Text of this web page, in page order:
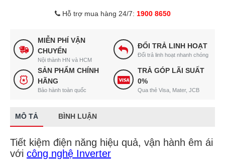
Hỗ trợ mua hàng 24/7: 1900 8650
MIỄN PHÍ VẬN
CHUYỂN
Nội thành HN và HCM
ĐỔI TRẢ LINH HOẠT
Đổi trả linh hoạt nhanh chóng
SẢN PHẨM CHÍNH
HÃNG
Bảo hành toàn quốc
TRẢ GÓP LÃI SUẤT
0%
Qua thẻ Visa, Mater, JCB
MÔ TẢ BÌNH LUẬN
Tiết kiệm điện năng hiệu quả, vận hành êm ái
với công nghệ Inverter